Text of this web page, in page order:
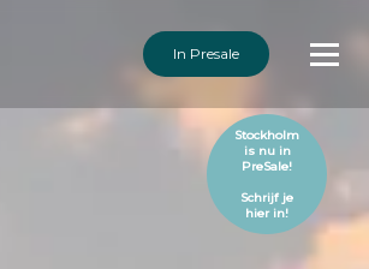
Stockholm
is nu in
PreSale!
Schrijf je
hier in!
In Presale